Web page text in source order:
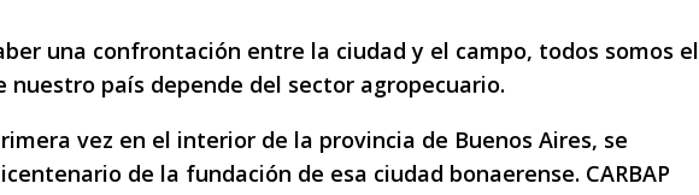
una confrontación entre la ciudad y el campo, todos somos el
nuestro país depende del sector agropecuario.
vez en el interior de la provincia de Buenos Aires, se
de la fundación de esa ciudad bonaerense. CARBAP